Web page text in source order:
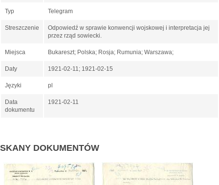
Typ Telegram
Streszczenie
Odpowiedź w sprawie konwencji wojskowej i interpretacja jej
przez rząd sowiecki.
Miejsca Bukareszt; Polska; Rosja; Rumunia; Warszawa;
Daty 1921-02-11; 1921-02-15
Języki pl
Data
dokumentu
1921-02-11
SKANY DOKUMENTÓW